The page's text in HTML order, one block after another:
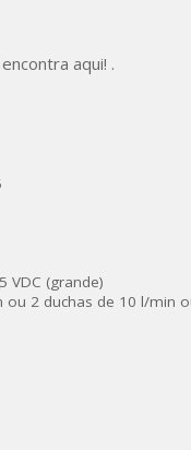
aqui! .
VDC (grande)
ou 2 duchas de 10 l/min